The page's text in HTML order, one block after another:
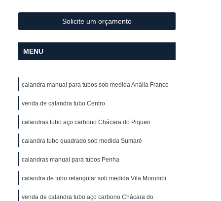
Conformação para Tubo
de Metal
Conformação
Galvanizado de Escada
Escada
Corrimão em Aço Galvanizado
Galvanizado para Escada
Corrimão Galvanizado Aço
em Aço
Escada
Solicite um orçamento
MENU
calandra manual para tubos sob medida Anália Franco
venda de calandra tubo Centro
calandras tubo aço carbono Chácara do Piqueri
calandra tubo quadrado sob medida Sumaré
calandras manual para tubos Penha
calandra de tubo retangular sob medida Vila Morumbi
venda de calandra tubo aço carbono Chácara do